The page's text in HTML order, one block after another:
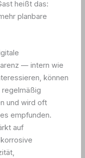
heißt das:
planbare
— intern wie
können
regelmäßig
und wird oft
empfunden.
auf